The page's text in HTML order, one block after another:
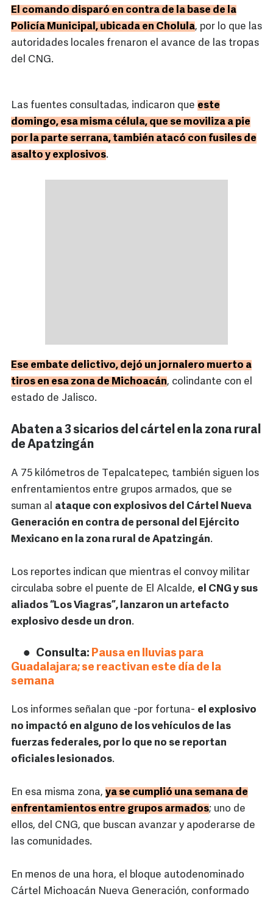
El comando disparó en contra de la base de la
Policía Municipal, ubicada en Cholula, por lo que las
autoridades locales frenaron el avance de las tropas
del CNG.
Las fuentes consultadas, indicaron que este
domingo, esa misma célula, que se moviliza a pie
por la parte serrana, también atacó con fusiles de
asalto y explosivos.
Ese embate delictivo, dejó un jornalero muerto a
tiros en esa zona de Michoacán, colindante con el
estado de Jalisco.
Abaten a 3 sicarios del cártel en la zona rural
de Apatzingán
A 75 kilómetros de Tepalcatepec, también siguen los
enfrentamientos entre grupos armados, que se
suman al ataque con explosivos del Cártel Nueva
Generación en contra de personal del Ejército
Mexicano en la zona rural de Apatzingán.
Los reportes indican que mientras el convoy militar
circulaba sobre el puente de El Alcalde, el CNG y sus
aliados “Los Viagras”, lanzaron un artefacto
explosivo desde un dron.
Consulta: Pausa en lluvias para
Guadalajara; se reactivan este día de la
semana
Los informes señalan que -por fortuna- el explosivo
no impactó en alguno de los vehículos de las
fuerzas federales, por lo que no se reportan
oficiales lesionados.
En esa misma zona, ya se cumplió una semana de
enfrentamientos entre grupos armados; uno de
ellos, del CNG, que buscan avanzar y apoderarse de
las comunidades.
En menos de una hora, el bloque autodenominado
Cártel Michoacán Nueva Generación, conformado